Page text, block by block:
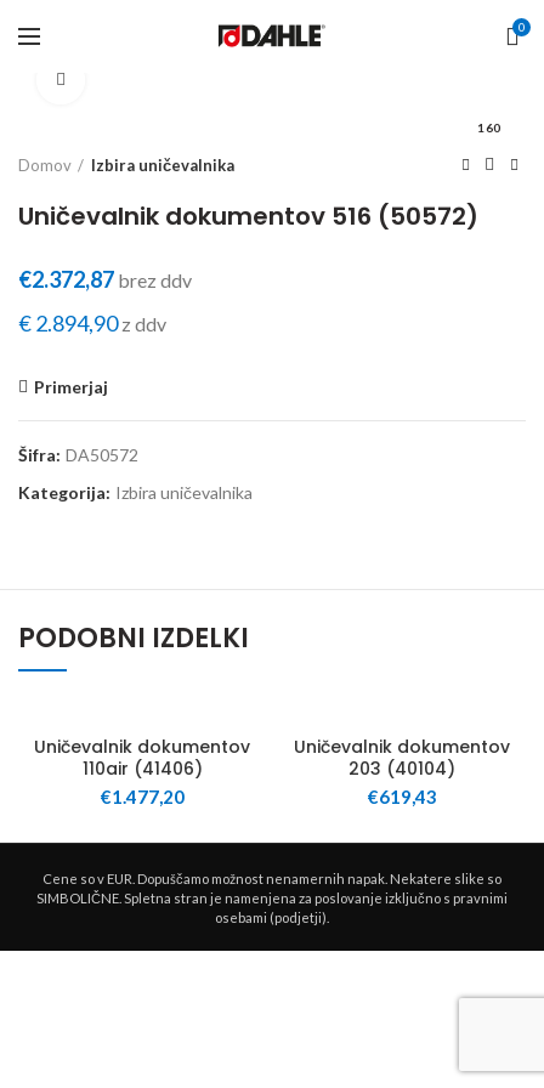
0
160
Domov Izbira uničevalnika
Uničevalnik dokumentov 516 (50572)
€2.372,87 brez ddv
€2.894,90z ddv
Primerjaj
Šifra: DA50572
Kategorija: Izbira uničevalnika
PODOBNI IZDELKI
Uničevalnik dokumentov
110air (41406)
€1.477,20
Uničevalnik dokumentov
203 (40104)
€619,43
Cene so v EUR. Dopuščamo možnost nenamernih napak. Nekatere slike so
SIMBOLIČNE. Spletna stran je namenjena za poslovanje izključno s pravnimi
osebami (podjetji).